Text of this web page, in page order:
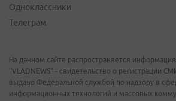
Одноклассники
Телеграм
На данном сайте распространяется
"VLADNEWS" - свидетельство о регистрации
выдано Федеральной службой по надзору в
информационных технологий и массовых